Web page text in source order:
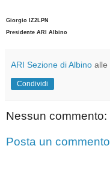
Giorgio IZ2LPN
Presidente ARI Albino
ARI Sezione di Albino alle
Condividi
Nessun commento:
Posta un commento